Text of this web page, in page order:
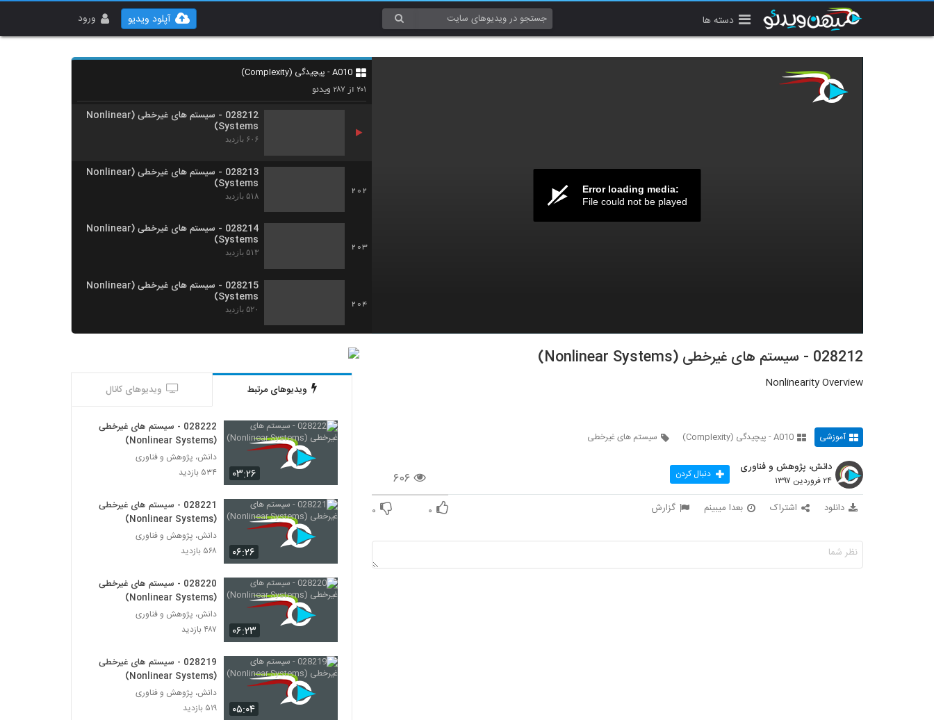
دسته ها ورود آپلود ویدیو
Error loading media:
File could not be played
A010 - پیچیدگی (Complexity)
۲۰۱ از ۲۸۷ ویدئو
200
028211 - سیستم های غیرخطی (Nonlinear
Systems)
028212 - سیستم های غیرخطی (Nonlinear
Systems)
۶۰۶ بازدید
202
028213 - سیستم های غیرخطی (Nonlinear
Systems)
۵۱۸ بازدید
203
028214 - سیستم های غیرخطی (Nonlinear
Systems)
۵۱۳ بازدید
204
028215 - سیستم های غیرخطی (Nonlinear
Systems)
۵۲۰ بازدید
205
028217 - سیستم های غیرخطی (Nonlinear
۴۹۹ بازدید
Systems)
۵۸۸ بازدید
028219 - سیستم های غیرخطی (Nonlinear
Systems)
Systems)
۴۸۷ بازدید
Systems)
028222 - سیستم های غیرخطی (Nonlinear
۵۳۴ بازدید
028212 - سیستم های غیرخطی (Nonlinear Systems)
Nonlinearity Overview
آموزشی A010 - پیچیدگی (Complexity) سیستم های غیرخطی
۶۰۶
دانش، پژوهش و فناوری
۲۴ فروردین ۱۳۹۷ دنبال کردن
دانلود اشتراک بعدا میبینم گزارش ۰ ۰
ویدیوهای مرتبط ویدیوهای کانال
۰۳:۲۶
028222 - سیستم های غیرخطی
(Nonlinear Systems)
دانش، پژوهش و فناوری
۵۳۴ بازدید
۰۶:۲۶
028221 - سیستم های غیرخطی
(Nonlinear Systems)
دانش، پژوهش و فناوری
۵۶۸ بازدید
۰۶:۲۳
028220 - سیستم های غیرخطی
(Nonlinear Systems)
دانش، پژوهش و فناوری
۴۸۷ بازدید
۰۵:۰۴
028219 - سیستم های غیرخطی
(Nonlinear Systems)
دانش، پژوهش و فناوری
۵۱۹ بازدید